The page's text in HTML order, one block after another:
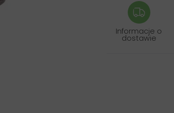
Informacje o
dostawie